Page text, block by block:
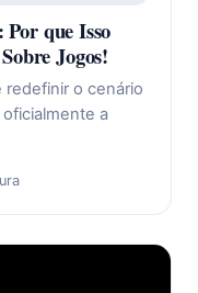
que Isso
Jogos!
o cenário
a